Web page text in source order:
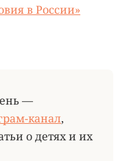
в России»
—
канал,
о детях и их